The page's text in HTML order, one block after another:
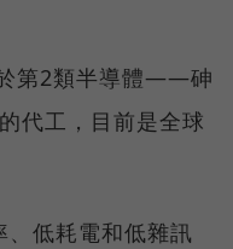
第2類半導體——砷
代工，目前是全球
低耗電和低雜訊